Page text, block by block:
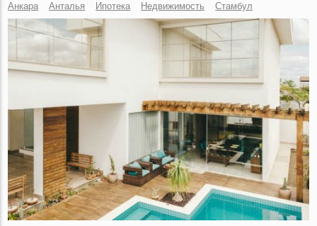
Анкара Анталья Ипотека Недвижимость Стамбул